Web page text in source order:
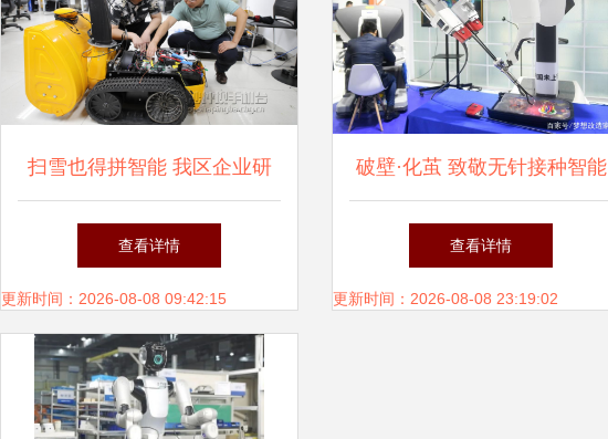
扫雪也得拼智能 我区企业研
发扫雪机器人填补国内空白
查看详情
更新时间：2026-08-08 09:42:15
破壁·化茧 致敬无针接种智能
机器人的无畏尝试
查看详情
更新时间：2026-08-08 23:19:02